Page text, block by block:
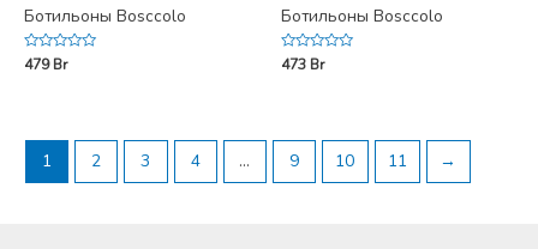
Ботильоны Bosccolo
Rated
0
479Br
Ботильоны Bosccolo
Rated
0
473 Br
1 2 3 4 … 9 10 11 →